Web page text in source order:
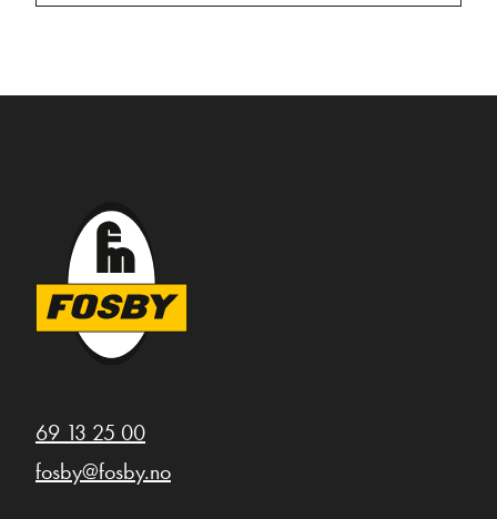
69 13 25 00
fosby@fosby.no